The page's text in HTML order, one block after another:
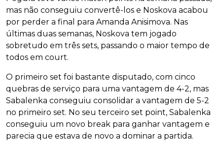
mas não conseguiu convertê-los e Noskova acabou
por perder a final para Amanda Anisimova. Nas
últimas duas semanas, Noskova tem jogado
sobretudo em três sets, passando o maior tempo de
todos em court.
O primeiro set foi bastante disputado, com cinco
quebras de serviço para uma vantagem de 4-2, mas
Sabalenka conseguiu consolidar a vantagem de 5-2
no primeiro set. No seu terceiro set point, Sabalenka
conseguiu um novo break para ganhar vantagem e
parecia que estava de novo a dominar a partida.